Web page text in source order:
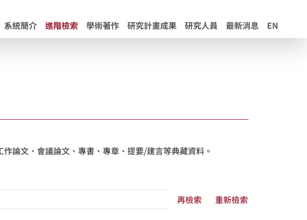
系統簡介 進階檢索 學術著作 研究計畫成果 研究人員 最新消息 EN
論文、會議論文、專書、專章、提要/建言等典藏資料。
再檢索
重新檢索